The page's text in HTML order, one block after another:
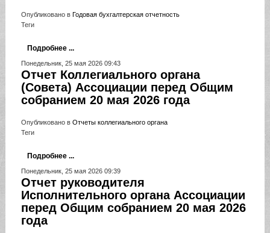
Опубликовано в Годовая бухгалтерская отчетность
Теги
Подробнее ...
Понедельник, 25 мая 2026 09:43
Отчет Коллегиального органа
(Совета) Ассоциации перед Общим
собранием 20 мая 2026 года
Опубликовано в Отчеты коллегиального органа
Теги
Подробнее ...
Понедельник, 25 мая 2026 09:39
Отчет руководителя
Исполнительного органа Ассоциации
перед Общим собранием 20 мая 2026
года